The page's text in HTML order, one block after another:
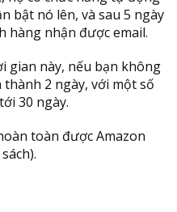
bật nó lên, và sau 5 ngày
hàng nhận được email.
gian này, nếu bạn không
2 ngày, với một số
30 ngày.
toàn được Amazon